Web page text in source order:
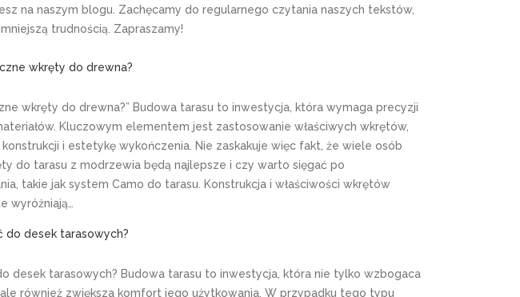
na naszym blogu. Zachęcamy do regularnego czytania naszych tekstów,
trudnością. Zapraszamy!
wkręty do drewna?
wkręty do drewna?” Budowa tarasu to inwestycja, która wymaga precyzji
Kluczowym elementem jest zastosowanie właściwych wkrętów,
i estetykę wykończenia. Nie zaskakuje więc fakt, że wiele osób
do tarasu z modrzewia będą najlepsze i czy warto sięgać po
takie jak system Camo do tarasu. Konstrukcja i właściwości wkrętów
wyróżniają…
do desek tarasowych?
desek tarasowych? Budowa tarasu to inwestycja, która nie tylko wzbogaca
również zwiększa komfort jego użytkowania. W przypadku tego typu